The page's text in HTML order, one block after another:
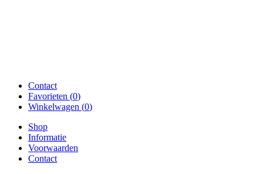
Contact
Favorieten (0)
Winkelwagen (0)
Shop
Informatie
Voorwaarden
Contact